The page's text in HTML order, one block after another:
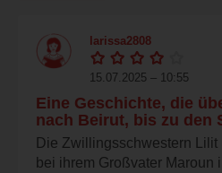
larissa2808
15.07.2025 – 10:55
Eine Geschichte, die
nach Beirut, bis zu den
Die Zwillingsschwestern Lilit
bei ihrem Großvater Maroun